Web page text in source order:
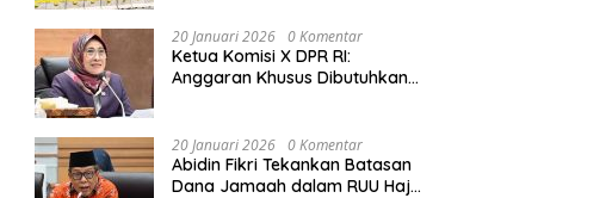
20 Januari 2026 0 Komentar
Ketua Komisi X DPR RI:
Anggaran Khusus Dibutuhkan
Akibat Bencana
20 Januari 2026 0 Komentar
Abidin Fikri Tekankan Batasan
Dana Jamaah dalam RUU Haji